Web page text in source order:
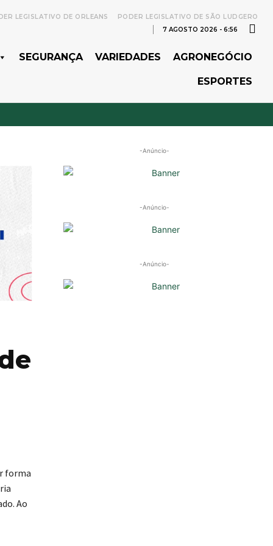
LEGISLATIVO DE ORLEANS
PODER LEGISLATIVO DE SÃO LUDGERO
7 AGOSTO 2026 - 6:56
SEGURANÇA VARIEDADES AGRONEGÓCIO
ESPORTES
forma
Ao
-Anúncio-
-Anúncio-
-Anúncio-